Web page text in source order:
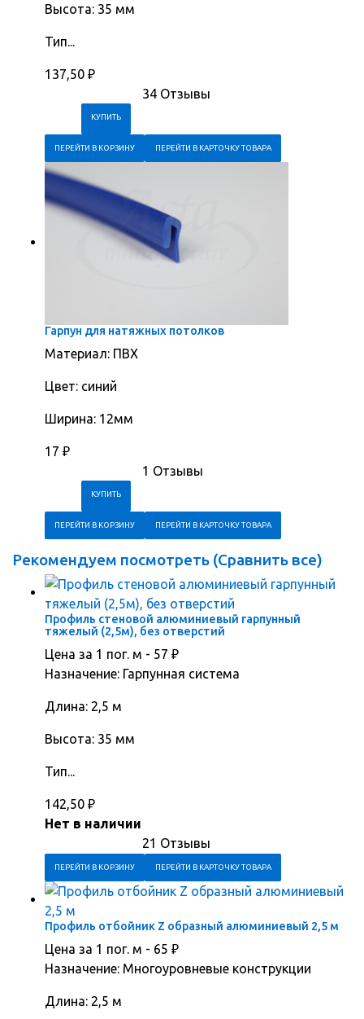
Высота: 35 мм
Тип...
137,50 ₽
34 Отзывы
ПЕРЕЙТИ В КОРЗИНУ ПЕРЕЙТИ В КАРТОЧКУ ТОВАРА
Гарпун для натяжных потолков
Материал: ПВХ
Цвет: синий
Ширина: 12мм
17 ₽
1 Отзывы
ПЕРЕЙТИ В КОРЗИНУ ПЕРЕЙТИ В КАРТОЧКУ ТОВАРА
Рекомендуем посмотреть (Сравнить все)
Профиль стеновой алюминиевый гарпунный
тяжелый (2,5м), без отверстий
Цена за 1 пог. м - 57 ₽
Назначение: Гарпунная система
Длина: 2,5 м
Высота: 35 мм
Тип...
142,50 ₽
Нет в наличии
21 Отзывы
ПЕРЕЙТИ В КОРЗИНУ ПЕРЕЙТИ В КАРТОЧКУ ТОВАРА
Профиль отбойник Z образный алюминиевый 2,5 м
Цена за 1 пог. м - 65 ₽
Назначение: Многоуровневые конструкции
Длина: 2,5 м